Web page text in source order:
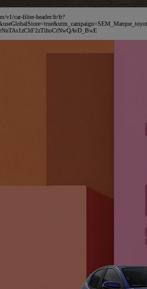
v1/car-filter-header/fr/fr?